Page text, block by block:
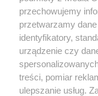
Nie zapomnij
zapoznać się z:
polityką
przechowujemy
przetwarzamy
identyfikatory,
urządzenie czy
treści, pomiar
ulepszanie usług.